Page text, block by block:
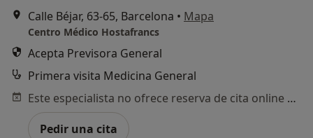
Calle Béjar, 63-65, Barcelona • Mapa
Centro Médico Hostafrancs
Acepta Previsora General
Primera visita Medicina General
Este especialista no ofrece reserva de cita online en esta dirección.
Pedir una cita